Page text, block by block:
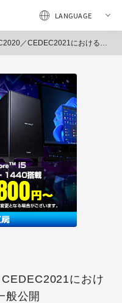
における7つの講演を期間限定で一般公開（Cygames）
におけ
般公開